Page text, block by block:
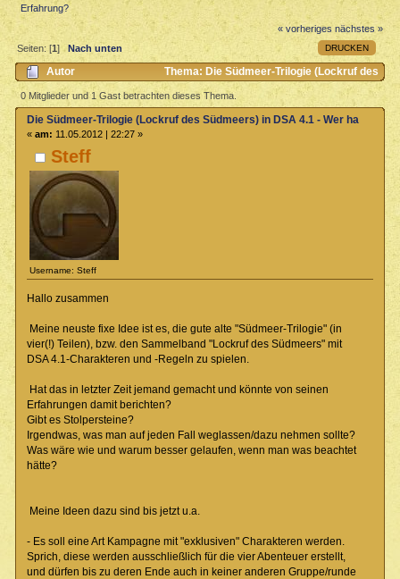
Erfahrung?
« vorheriges nächstes »
DRUCKEN
Seiten: [1] Nach unten
Autor
Thema: Die Südmeer-Trilogie (Lockruf des
Südmeers) in DSA 4.1 - Wer hat Erfahrung? (Gelesen 6383 mal)
0 Mitglieder und 1 Gast betrachten dieses Thema.
Steff
Username: Steff
Die Südmeer-Trilogie (Lockruf des Südmeers) in DSA 4.1 - Wer hat
« am: 11.05.2012 | 22:27 »
Hallo zusammen
Meine neuste fixe Idee ist es, die gute alte "Südmeer-Trilogie" (in
vier(!) Teilen), bzw. den Sammelband "Lockruf des Südmeers" mit
DSA 4.1-Charakteren und -Regeln zu spielen.
Hat das in letzter Zeit jemand gemacht und könnte von seinen
Erfahrungen damit berichten?
Gibt es Stolpersteine?
Irgendwas, was man auf jeden Fall weglassen/dazu nehmen sollte?
Was wäre wie und warum besser gelaufen, wenn man was beachtet
hätte?
Meine Ideen dazu sind bis jetzt u.a.
- Es soll eine Art Kampagne mit "exklusiven" Charakteren werden.
Sprich, diese werden ausschließlich für die vier Abenteuer erstellt,
und dürfen bis zu deren Ende auch in keiner anderen Gruppe/runde